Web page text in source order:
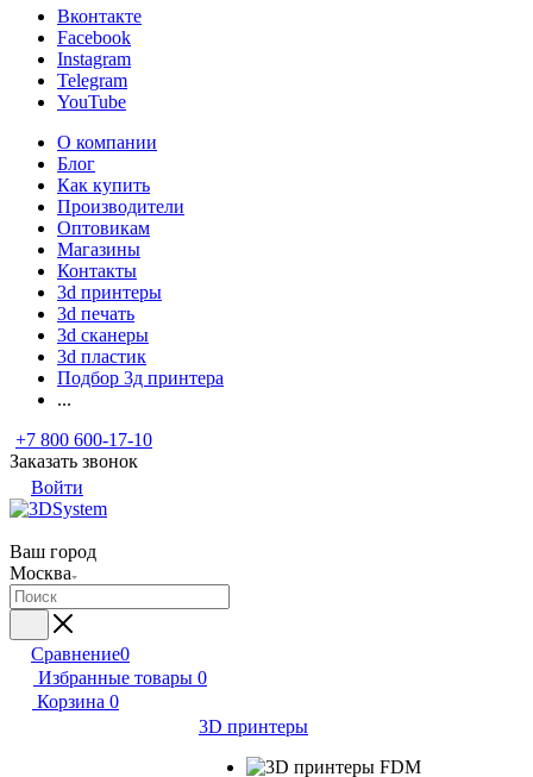
Вконтакте
Facebook
Instagram
Telegram
YouTube
О компании
Блог
Как купить
Производители
Оптовикам
Магазины
Контакты
3d принтеры
3d печать
3d сканеры
3d пластик
Подбор 3д принтера
...
+7 800 600-17-10
Заказать звонок
Войти
Ваш город
Москва
Сравнение0
Избранные товары 0
Корзина 0
3D принтеры